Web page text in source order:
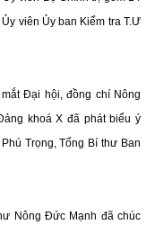
viên Ủy ban Kiểm tra T.Ư
Đại hội, đồng chí Nông
khoá X đã phát biểu ý
Trọng, Tổng Bí thư Ban
Nông Đức Mạnh đã chúc